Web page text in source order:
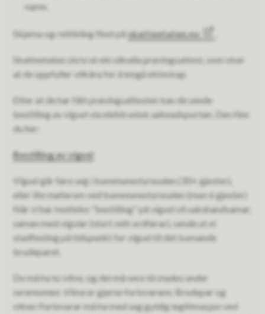
namn.
Skjema og rettleiing finst påskatteetaten.no
Skatteetaten skriv ut ein såkalla prøvingsattest, som viser
at de oppfyller vilkåra for å inngå ekteskap.
Etter at de har fått prøvingsattesten kan de sende
bestilling av vigsel via elektronisk søknadsportan. Den finn
du her:
Bestilling av vigsel
Vigsel går føre seg i kommunestyresalen (30+ gjester),
eller lite møterom ved kommunestyresalen (max 6 gjester)
Når vi har motteke "bestilling" på vigsel vil sakshandsamar,
saman med vigslar (stort sett ordførar), sende ut ei
stadfesting på tidspunkt for vigsel til det komande
brudeparet.
De må ha to vitne, og dei må vere til stades under
seremonien. Vitna er gjerne forlovarane. Brudepar og
vitner/forlovarar må ha med seg gyldig legitimasjon ved